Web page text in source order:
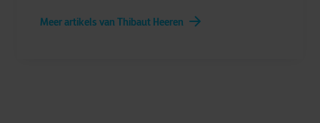
Meer artikels van Thibaut Heeren